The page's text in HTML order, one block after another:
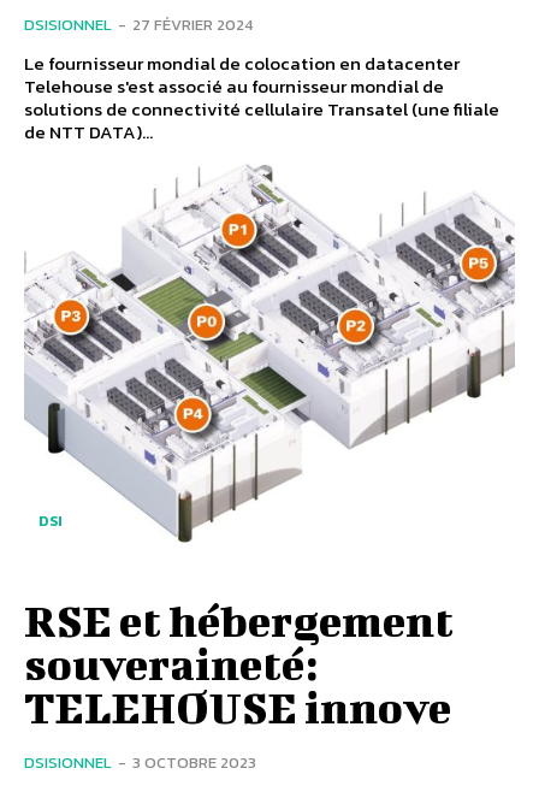
DSISIONNEL - 27 FÉVRIER 2024
Le fournisseur mondial de colocation en datacenter
Telehouse s'est associé au fournisseur mondial de
solutions de connectivité cellulaire Transatel (une filiale
de NTT DATA)...
DSI
RSE et hébergement
souveraineté:
TELEHOUSE innove
DSISIONNEL - 3 OCTOBRE 2023